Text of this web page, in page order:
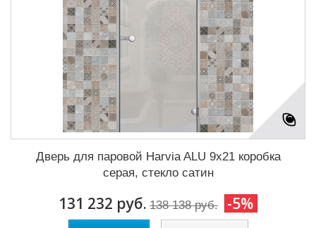
Дверь для паровой Harvia ALU 9x21 коробка
серая, стекло сатин
131 232 руб. 138 138 руб. -5%